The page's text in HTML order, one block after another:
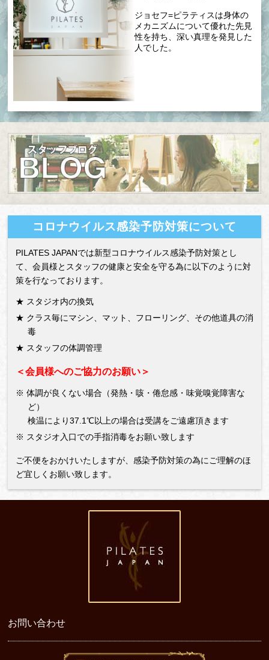
ジョセフ=ピラティスは身体の
メカニズムについて優れた先見
性を持ち、深い真理を発見した
人でした。
コロナウイルス感染予防対策について
PILATES JAPANでは新型コロナウイルス感染予防対策とし
て、会員様とスタッフの健康と安全を守る為に以下のように対
策を行なっております。
★ スタジオ内の換気
★ クラス毎にマシン、マット、フローリング、その他道具の消
毒
★ スタッフの体調管理
＜会員様へのご協力のお願い＞
※ 体調が良くない場合（発熱・咳・倦怠感・味覚嗅覚障害な
ど）
検温により37.1℃以上の場合は受講をご遠慮頂きます
※ スタジオ入口での手指消毒をお願い致します
ご不便をおかけいたしますが、感染予防対策の為にご理解のほ
ど宜しくお願い致します。
お問い合わせ